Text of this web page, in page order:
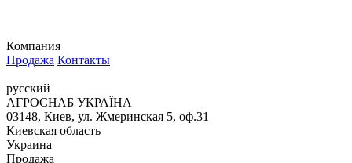
Компания
Продажа Контакты
русский
АГРОСНАБ УКРАЇНА
03148, Киев, ул. Жмеринская 5, оф.31
Киевская область
Украина
Продажа